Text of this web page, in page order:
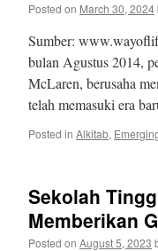
Posted on March 30, 2024
Sumber:
bulan Agustus 2014,
McLaren, berusaha
telah memasuki era
Posted in Alkitab,
Sekolah
Memberikan
Posted on August 5, 2023